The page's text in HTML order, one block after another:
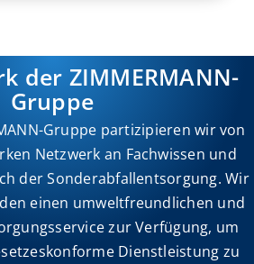
der ZIMMERMANN-
Gruppe
Gruppe partizipieren wir von
Netzwerk an Fachwissen und
der Sonderabfallentsorgung. Wir
einen umweltfreundlichen und
zur Verfügung, um
Dienstleistung zu